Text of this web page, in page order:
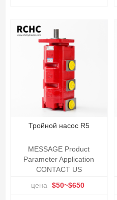
Тройной насос R5
MESSAGE Product
Parameter Application
CONTACT US
цена
$50~$650